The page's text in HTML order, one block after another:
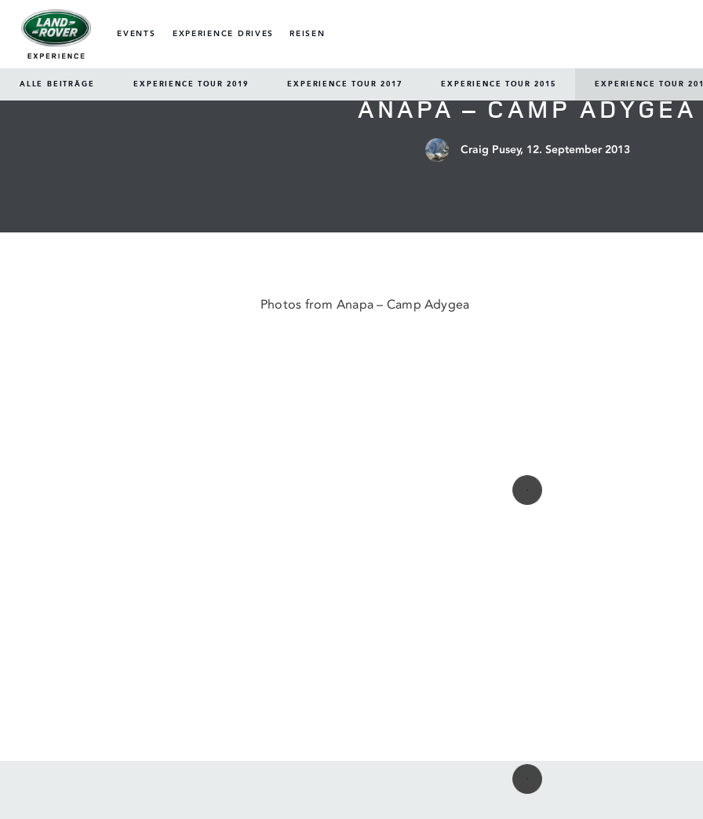
EVENTS EXPERIENCE DRIVES REISEN
ALLE BEITRÄGE EXPERIENCE TOUR 2019 EXPERIENCE TOUR 2017 EXPERIENCE TOUR 2015 EXPERIENCE TOUR
EXPERIENCE TOUR 2013
ANAPA – CAMP ADYGEA
Craig Pusey, 12. September 2013
Photos from Anapa – Camp Adygea